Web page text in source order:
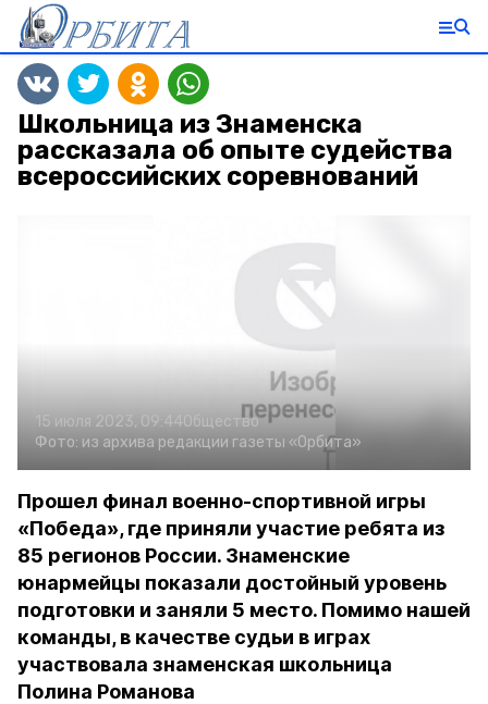
Школьница из Знаменска
рассказала об опыте судейства
всероссийских соревнований
15 июля 2023, 09:44Общество
Фото: из архива редакции газеты «Орбита»
Прошел финал военно-спортивной игры
«Победа», где приняли участие ребята из
85 регионов России. Знаменские
юнармейцы показали достойный уровень
подготовки и заняли 5 место. Помимо нашей
команды, в качестве судьи в играх
участвовала знаменская школьница
Полина Романова